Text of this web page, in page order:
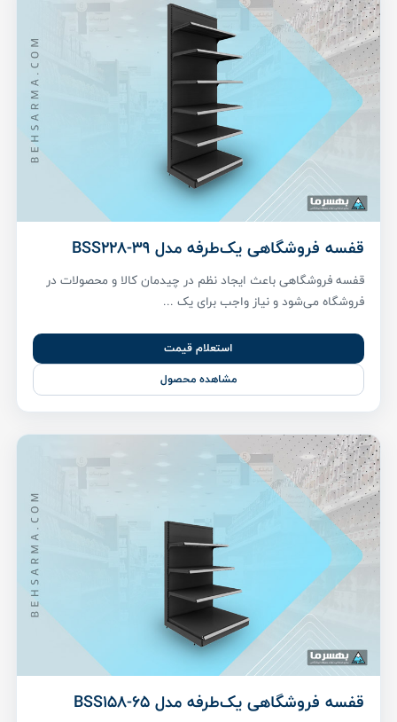
قفسه فروشگاهی یک‌طرفه مدل BSS228-39
قفسه فروشگاهی باعث ایجاد نظم در چیدمان کالا و محصولات در
فروشگاه می‌شود و نیاز واجب برای یک ...
استعلام قیمت
مشاهده محصول
قفسه فروشگاهی یک‌طرفه مدل BSS158-65